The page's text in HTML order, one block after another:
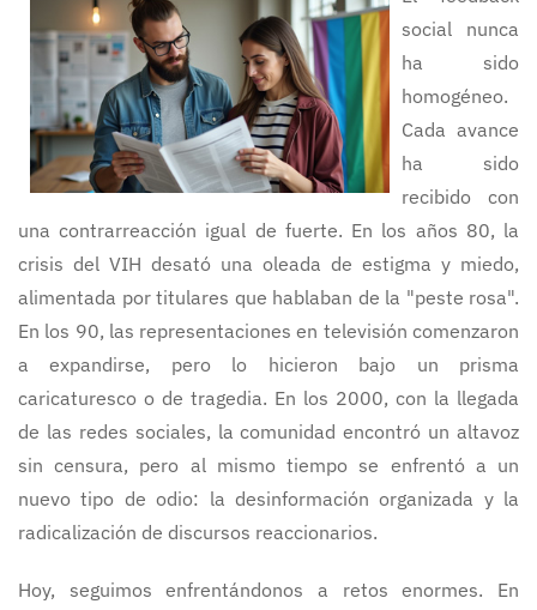
social nunca
ha sido
homogéneo.
Cada avance
ha sido
recibido con
una contrarreacción igual de fuerte. En los años 80, la
crisis del VIH desató una oleada de estigma y miedo,
alimentada por titulares que hablaban de la "peste rosa".
En los 90, las representaciones en televisión comenzaron
a expandirse, pero lo hicieron bajo un prisma
caricaturesco o de tragedia. En los 2000, con la llegada
de las redes sociales, la comunidad encontró un altavoz
sin censura, pero al mismo tiempo se enfrentó a un
nuevo tipo de odio: la desinformación organizada y la
radicalización de discursos reaccionarios.
Hoy, seguimos enfrentándonos a retos enormes. En